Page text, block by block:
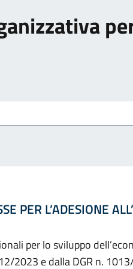
PER L’ADESIONE
per lo sviluppo
2023 e dalla DGR n.